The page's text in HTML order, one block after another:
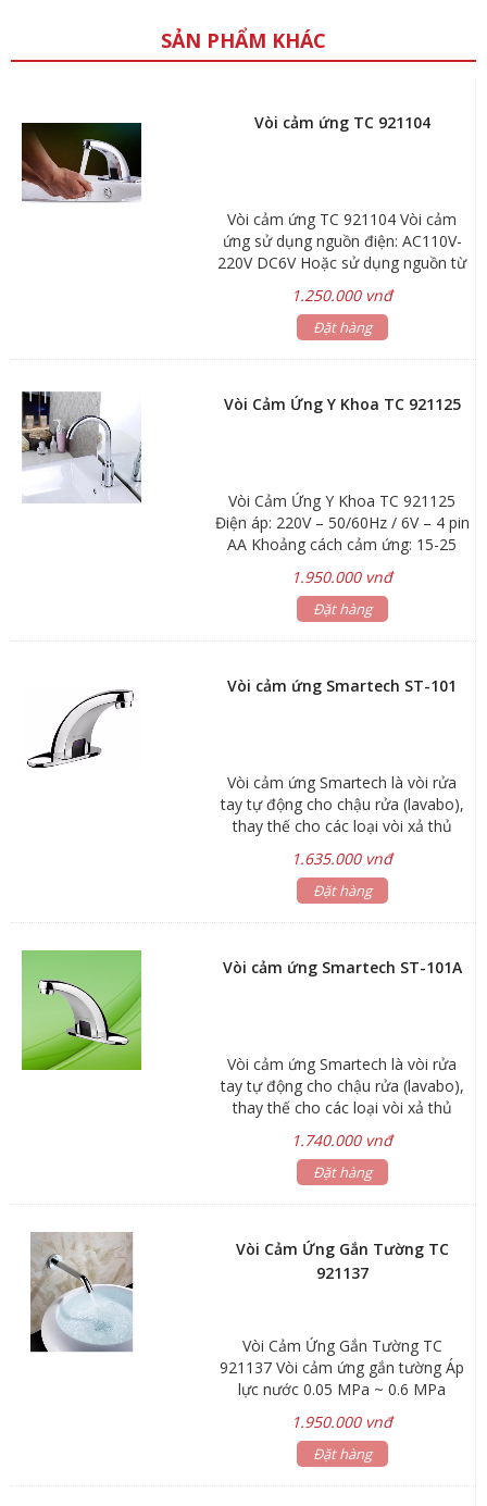
SẢN PHẨM KHÁC
Vòi cảm ứng TC 921104
Vòi cảm ứng TC 921104 Vòi cảm
ứng sử dụng nguồn điện: AC110V-
220V DC6V Hoặc sử dụng nguồn từ
4 pin AA Khoảng cách cảm ứng:
30cm Áp lực nước: 0.05~0.6MPa
Chất liệu: Hợp kim Đồng-Crôm
1.250.000 vnđ
Đặt hàng
Vòi Cảm Ứng Y Khoa TC 921125
Vòi Cảm Ứng Y Khoa TC 921125
Điện áp: 220V – 50/60Hz / 6V – 4 pin
AA Khoảng cách cảm ứng: 15-25
cm Áp lực nước: 0.05-0.6 MPa Chiều
cao: 32 cm Chất liệu : đồng mạ
chrome Sử dụng: pin và điện
1.950.000 vnđ
Đặt hàng
Vòi cảm ứng Smartech ST-101
Vòi cảm ứng Smartech là vòi rửa
tay tự động cho chậu rửa (lavabo),
thay thế cho các loại vòi xả thủ
công, sử dụng trong nhà vệ sinh
công cộng, nhà ở cao cấp. Sử dụng
vòi cảm ứng không chỉ mang đến
hơn. Sản phẩm Thiết bị vệ sinh
thông minh Smartech đáp ứng đầy
1.635.000 vnđ
Đặt hàng
Vòi cảm ứng Smartech ST-101A
Vòi cảm ứng Smartech là vòi rửa
tay tự động cho chậu rửa (lavabo),
thay thế cho các loại vòi xả thủ
công, sử dụng trong nhà vệ sinh
công cộng, nhà hàng, bệnh viện,
trường học,...mang đến sự sang
1.740.000 vnđ
Đặt hàng
Vòi Cảm Ứng Gắn Tường TC
921137
Vòi Cảm Ứng Gắn Tường TC
921137 Vòi cảm ứng gắn tường Áp
lực nước 0.05 MPa ~ 0.6 MPa
Nguồn năng lượng Pin dự trữ + Bộ
phận tự tái tạo năng lượng Điện áp
220V – 50/60Hz / 6V – 4 pin AA
1.950.000 vnđ
Đặt hàng